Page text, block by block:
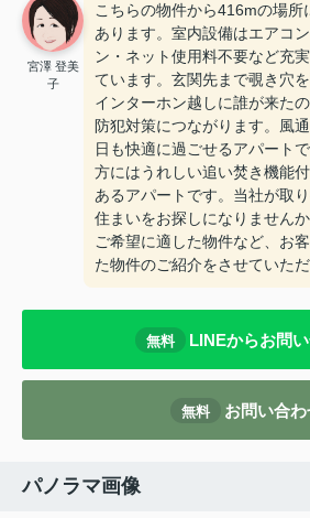
宮澤 登美
子
こちらの物件から416mの場所
あります。室内設備はエアコ
ン・ネット使用料不要など充
ています。玄関先まで覗き穴
インターホン越しに誰が来た
防犯対策につながります。風
日も快適に過ごせるアパート
方にはうれしい追い焚き機能
あるアパートです。当社が取
住まいをお探しになりません
ご希望に適した物件など、お
た物件のご紹介をさせていただ
無料 LINEからお問
無料 お問い合わ
パノラマ画像